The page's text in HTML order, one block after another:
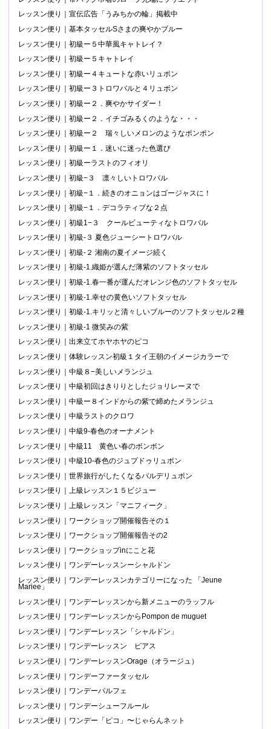
レッスン便り｜宣伝広告「うみちかの輪」掲載中
レッスン便り｜基本タッセルSさまの爽やかブルー
レッスン便り｜初級ー５中華風キャトレイ？
レッスン便り｜初級ー５キャトレイ
レッスン便り｜初級ー４キュートな赤いリュボン
レッスン便り｜初級ー３トロワバルと４リュボン
レッスン便り｜初級ー２．爽やかサイダー！
レッスン便り｜初級ー２．イチゴみるくのような・・・
レッスン便り｜初級ー２ 瑞々しいメロンのようなポンポン
レッスン便り｜初級ー１．迷いに迷った色選び
レッスン便り｜初級ーラストのフィオリ
レッスン便り｜初級−３ 凛々しいトロワバル
レッスン便り｜初級−１．続きのオニョンはゴージャスに！
レッスン便り｜初級−１．デコラティブな２点
レッスン便り｜初級1−３ クールビューティなトロワバル
レッスン便り｜初級-３ 夏色ジューシートロワバル
レッスン便り｜初級-２ 湘南の夏イメージ続く
レッスン便り｜初級-1.織姫が選んだ薄紫のソフトタッセル
レッスン便り｜初級-1.春一番が運んだオレンジ色のソフトタッセル
レッスン便り｜初級-1.幸せの黄色いソフトタッセル
レッスン便り｜初級-1.キリッと清々しいブルーのソフトタッセル２種
レッスン便り｜初級-1 微笑みの紫
レッスン便り｜出来立てホヤホヤのピコ
レッスン便り｜体験レッスン初級１タイ王朝のイメージカラーで
レッスン便り｜中級８−美しいメランジュ
レッスン便り｜中級初回はきりりとしたジョリレーヌで
レッスン便り｜中級ー８インドからの紫で締めたメランジュ
レッスン便り｜中級ラストのクロワ
レッスン便り｜中級9-春色のオーナメント
レッスン便り｜中級11 黄色い春のボンボン
レッスン便り｜中級10-春色のジュプドゥリュボン
レッスン便り｜世界旅行がしたくなるバルデリュボン
レッスン便り｜上級レッスン１５ビジュー
レッスン便り｜上級レッスン「マニフィーク」
レッスン便り｜ワークショップ開催報告その１
レッスン便り｜ワークショップ開催報告その2
レッスン便り｜ワークショップinにこと花
レッスン便り｜ワンデーレッスンーシャルドン
レッスン便り｜ワンデーレッスンカテゴリーになった 「Jeune
Mariee」
レッスン便り｜ワンデーレッスンから新メニューのラッフル
レッスン便り｜ワンデーレッスンからPompon de muguet
レッスン便り｜ワンデーレッスン「シャルドン」
レッスン便り｜ワンデーレッスン ピアス
レッスン便り｜ワンデーレッスンOrage（オラージュ）
レッスン便り｜ワンデーファータッセル
レッスン便り｜ワンデーパルフェ
レッスン便り｜ワンデーシューフルール
レッスン便り｜ワンデー「ピコ」〜じゃらんネット